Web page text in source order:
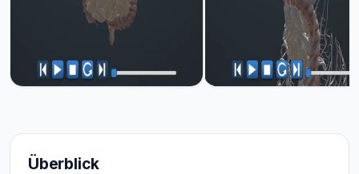
Überblick